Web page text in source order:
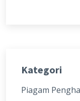
Kategori
Piagam